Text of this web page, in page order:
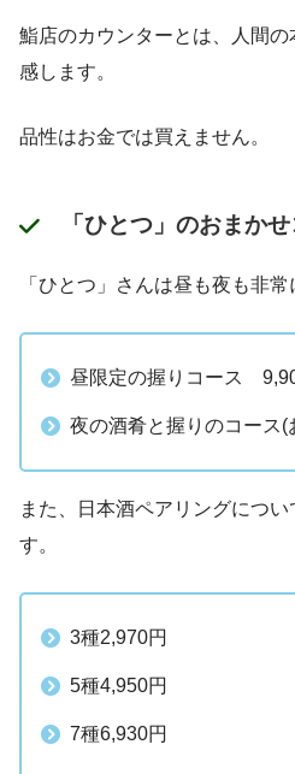
鮨店のカウンターとは、人間
感します。
品性はお金では買えません。
「ひとつ」のおまか
「ひとつ」さんは昼も夜も非常
昼限定の握りコース
夜の酒肴と握りのコース
また、日本酒ペアリングにつ
す。
3種2,970円
5種4,950円
7種6,930円